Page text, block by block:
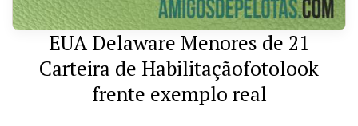
EUA Delaware Menores de 21
Carteira de Habilitaçãofotolook
frente exemplo real